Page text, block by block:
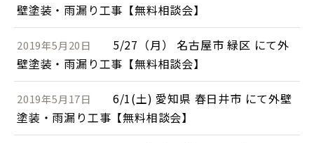
壁塗装・雨漏り工事【無料相談会】
2019年5月20日
5/27（月） 名古屋市 緑区 にて外
壁塗装・雨漏り工事【無料相談会】
2019年5月17日
6/1(土) 愛知県 春日井市 にて外壁
塗装・雨漏り工事【無料相談会】